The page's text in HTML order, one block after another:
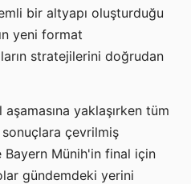
bir altyapı oluşturduğu
yeni format
stratejilerini doğrudan
yaklaşırken tüm
çevrilmiş
Münih'in final için
gündemdeki yerini